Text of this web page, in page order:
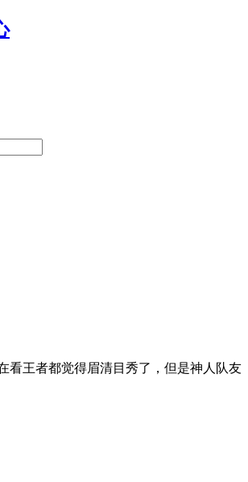
看王者都觉得眉清目秀了，但是神人队友